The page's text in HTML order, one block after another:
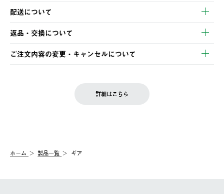
以下のいずれかの方法でお支払いいただけます。
・クレジットカード決済
・コンビニ決済
・Pay-easy決済
配送について
【発送スケジュール】
ご注文・ご入金完了より2営業日以内に商品を発送いたします。
土日祝の発送はございませんので、木曜日以降のご注文は週明け
の発送となる場合がございます。
【配送業者】
佐川急便にて配送されます。
返品・交換について
※お客様都合の場合
お客様都合の返品にかかる送料は、お客様ご負担とさせていただ
一度お手元の商品を返品いただき、ご希望商品を再注文してくだ
ご注文内容の変更・キャンセルについて
LOGOS FAMILY会員の方は、会員マイページ内 購入履歴画面に
詳細はこちら
ホーム 製品一覧 ギア